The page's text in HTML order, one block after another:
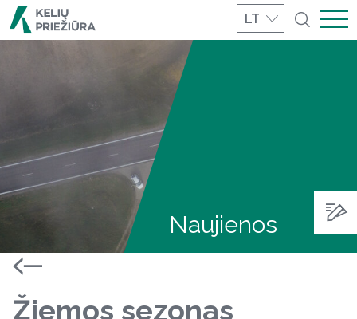
LT
Naujienos
Žiemos sezonas